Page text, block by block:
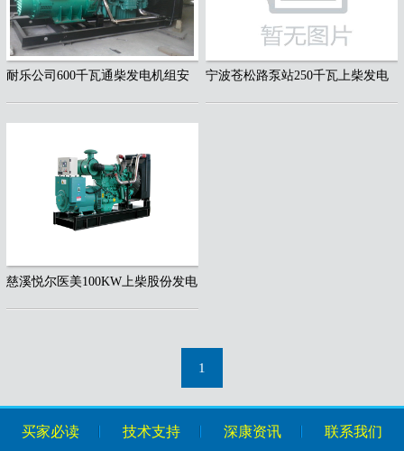
耐乐公司600千瓦通柴发电机组安
宁波苍松路泵站250千瓦上柴发电
慈溪悦尔医美100KW上柴股份发电
1
买家必读 技术支持 深康资讯 联系我们